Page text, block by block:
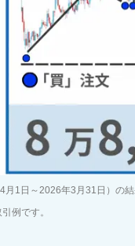
1日～2026年3月31日）の結
例です。